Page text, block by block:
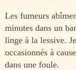
Les fumeurs
minutes dans un
linge à la lessive.
occasionnés à
dans une foule.